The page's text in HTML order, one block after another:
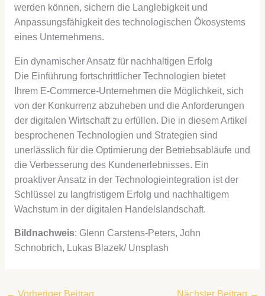
werden können, sichern die Langlebigkeit und
Anpassungsfähigkeit des technologischen Ökosystems
eines Unternehmens.
Ein dynamischer Ansatz für nachhaltigen Erfolg
Die Einführung fortschrittlicher Technologien bietet
Ihrem E-Commerce-Unternehmen die Möglichkeit, sich
von der Konkurrenz abzuheben und die Anforderungen
der digitalen Wirtschaft zu erfüllen. Die in diesem Artikel
besprochenen Technologien und Strategien sind
unerlässlich für die Optimierung der Betriebsabläufe und
die Verbesserung des Kundenerlebnisses. Ein
proaktiver Ansatz in der Technologieintegration ist der
Schlüssel zu langfristigem Erfolg und nachhaltigem
Wachstum in der digitalen Handelslandschaft.
Bildnachweis: Glenn Carstens-Peters, John
Schnobrich, Lukas Blazek/ Unsplash
← Vorheriger Beitrag Nächster Beitrag →